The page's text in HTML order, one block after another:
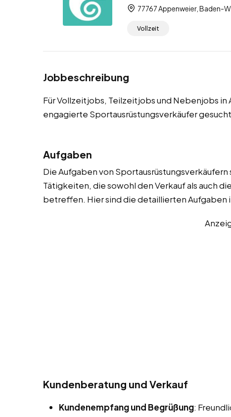
77767 Appenweier, Baden-
Vollzeit
Jobbeschreibung
Für Vollzeitjobs, Teilzeitjobs und Nebenjobs
engagierte Sportausrüstungsverkäufer
Aufgaben
Die Aufgaben von
Tätigkeiten, die sowohl den Verkauf als auch
betreffen. Hier sind die detaillierten Aufgaben
Kundenberatung und Verkauf
Kundenempfang und Begrüßung: